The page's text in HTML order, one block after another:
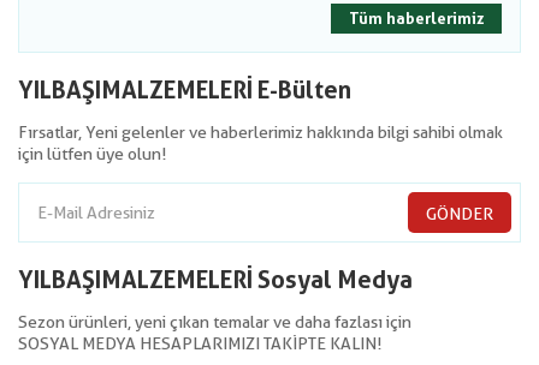
Tüm haberlerimiz
YILBAŞIMALZEMELERİ E-Bülten
Fırsatlar, Yeni gelenler ve haberlerimiz hakkında bilgi sahibi olmak
için lütfen üye olun!
GÖNDER
YILBAŞIMALZEMELERİ Sosyal Medya
Sezon ürünleri, yeni çıkan temalar ve daha fazlası için
SOSYAL MEDYA HESAPLARIMIZI TAKİPTE KALIN!